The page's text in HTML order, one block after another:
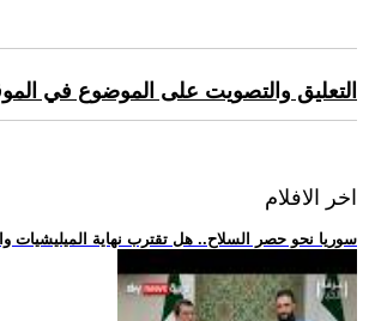
التعليق والتصويت على الموضوع في
اخر الافلام
.. سوريا نحو حصر السلاح.. هل تقترب نهاية الميليشيات